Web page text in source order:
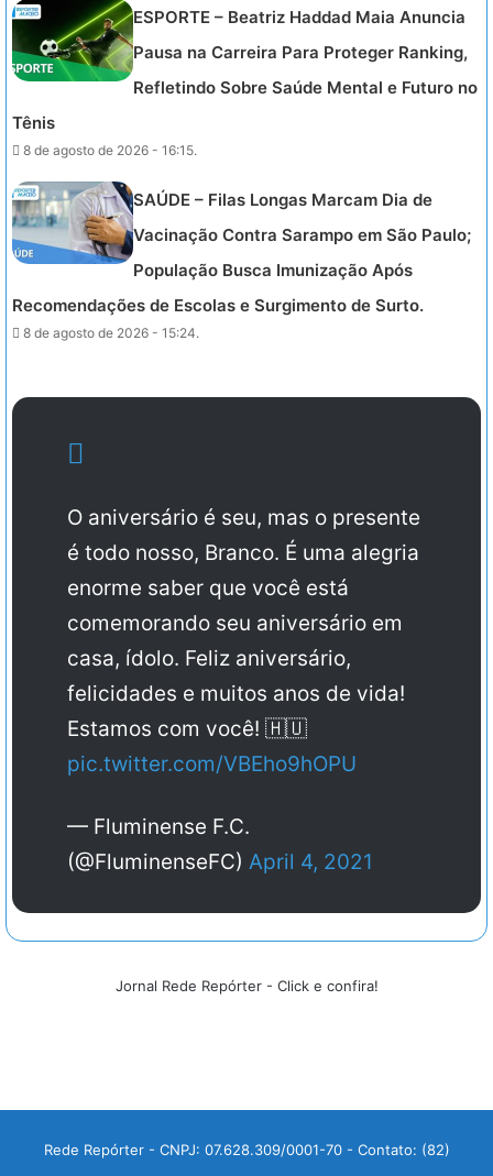
ESPORTE – Beatriz Haddad Maia Anuncia
Pausa na Carreira Para Proteger Ranking,
Refletindo Sobre Saúde Mental e Futuro no
Tênis
8 de agosto de 2026 - 16:15.
SAÚDE – Filas Longas Marcam Dia de
Vacinação Contra Sarampo em São Paulo;
População Busca Imunização Após
Recomendações de Escolas e Surgimento de Surto.
8 de agosto de 2026 - 15:24.
O aniversário é seu, mas o presente
é todo nosso, Branco. É uma alegria
enorme saber que você está
comemorando seu aniversário em
casa, ídolo. Feliz aniversário,
felicidades e muitos anos de vida!
Estamos com você! 🇭🇺
pic.twitter.com/VBEho9hOPU
— Fluminense F.C.
(@FluminenseFC) April 4, 2021
Jornal Rede Repórter - Click e confira!
Rede Repórter - CNPJ: 07.628.309/0001-70 - Contato: (82)